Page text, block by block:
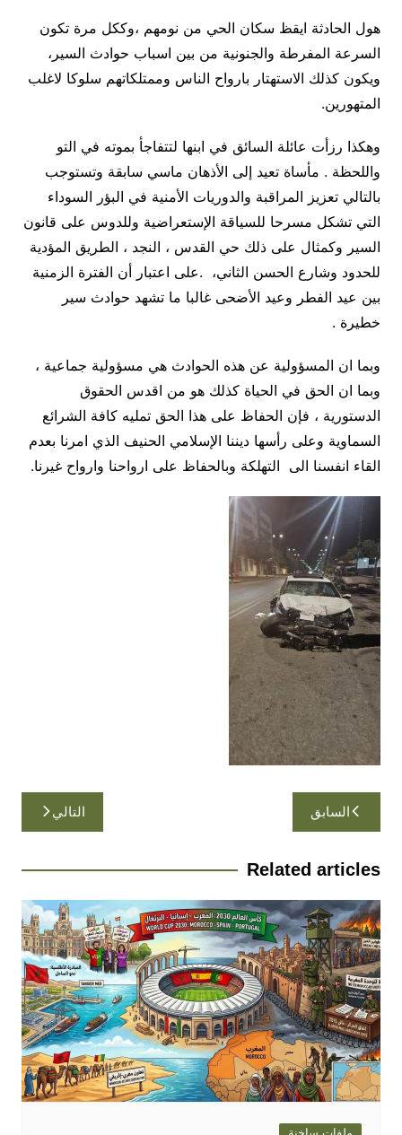
هول الحادثة ايقظ سكان الحي من نومهم ،وككل مرة تكون
السرعة المفرطة والجنونية من بين اسباب حوادث السير،
ويكون كذلك الاستهتار بارواح الناس وممتلكاتهم سلوكا لاغلب
المتهورين.
وهكذا رزأت عائلة السائق في ابنها لتتفاجأ بموته في التو
واللحظة . مأساة تعيد إلى الأذهان ماسي سابقة وتستوجب
بالتالي تعزيز المراقبة والدوريات الأمنية في البؤر السوداء
التي تشكل مسرحا للسياقة الإستعراضية وللدوس على قانون
السير وكمثال على ذلك حي القدس ، النجد ، الطريق المؤدية
للحدود وشارع الحسن الثاني، .على اعتبار أن الفترة الزمنية
بين عيد الفطر وعيد الأضحى غالبا ما تشهد حوادث سير
خطيرة .
وبما ان المسؤولية عن هذه الحوادث هي مسؤولية جماعية ،
وبما ان الحق في الحياة كذلك هو من اقدس الحقوق
الدستورية ، فإن الحفاظ على هذا الحق تمليه كافة الشرائع
السماوية وعلى رأسها ديننا الإسلامي الحنيف الذي امرنا بعدم
القاء انفسنا الى التهلكة وبالحفاظ على ارواحنا وارواح غيرنا.
تصفّح
المقالات
السابق التالي
Related articles